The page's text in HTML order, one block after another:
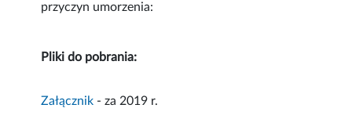
przyczyn umorzenia:
Pliki do pobrania:
Załącznik - za 2019 r.